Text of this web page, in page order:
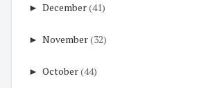
► December(41)
► November(32)
► October(44)